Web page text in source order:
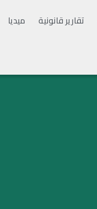
تقارير قانونية ميديا